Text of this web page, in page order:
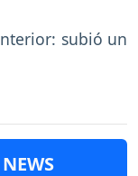
subió un